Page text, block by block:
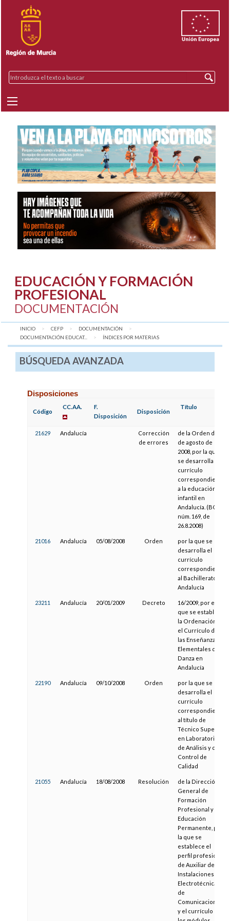
EDUCACIÓN Y FORMACIÓN
PROFESIONAL
DOCUMENTACIÓN
INICIO CEFP
DOCUMENTACIÓN
DOCUMENTACIÓN EDUCAT...
AQUÍ:
ÍNDICES POR MATERIAS
BÚSQUEDA AVANZADA
Disposiciones
Código
CC.AA.
F.
Disposición
Disposición
Título
21629 Andalucía
Corrección
de errores
de la Orden de 5
de agosto de
2008, por la que
se desarrolla el
currículo
correspondiente
a la educación
infantil en
Andalucía. (BOJA
núm. 169, de
26.8.2008)
21016 Andalucía 05/08/2008 Orden
por la que se
desarrolla el
currículo
correspondiente
al Bachillerato en
Andalucía
23211 Andalucía 20/01/2009 Decreto
16/2009, por el
que se establece
la Ordenación y
el Currículo de
las Enseñanzas
Elementales de
Danza en
Andalucía
22190 Andalucía 09/10/2008 Orden
por la que se
desarrolla el
currículo
correspondiente
al título de
Técnico Superior
en Laboratorio
de Análisis y de
Control de
Calidad
21055 Andalucía 18/08/2008 Resolución
de la Dirección
General de
Formación
Profesional y
Educación
Permanente, por
la que se
establece el
perfil profesional
de Auxiliar de
Instalaciones
Electrotécnicas y
de
Comunicaciones
y el currículo de